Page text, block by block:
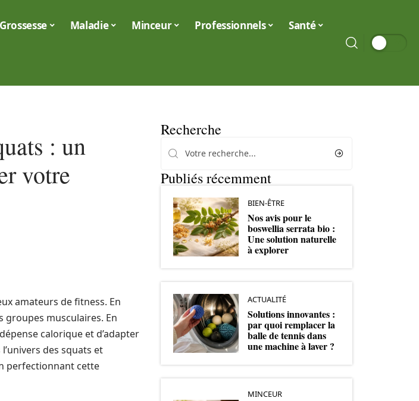
Grossesse Maladie Minceur Professionnels Santé
: un
votre
amateurs de fitness. En
groupes musculaires. En
calorique et d’adapter
des squats et
perfectionnant cette
Recherche
Publiés récemment
BIEN-ÊTRE
Nos avis pour le
boswellia serrata bio :
Une solution naturelle
à explorer
ACTUALITÉ
Solutions innovantes :
par quoi remplacer la
balle de tennis dans
une machine à laver ?
MINCEUR